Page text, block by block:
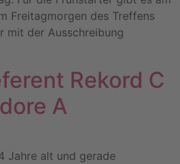
Freitagmorgen des Treffens
mit der Ausschreibung
Rekord C
A
Jahre alt und gerade